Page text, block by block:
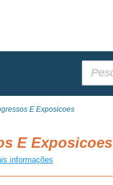
E Exposicoes
E Exposicoes
informações